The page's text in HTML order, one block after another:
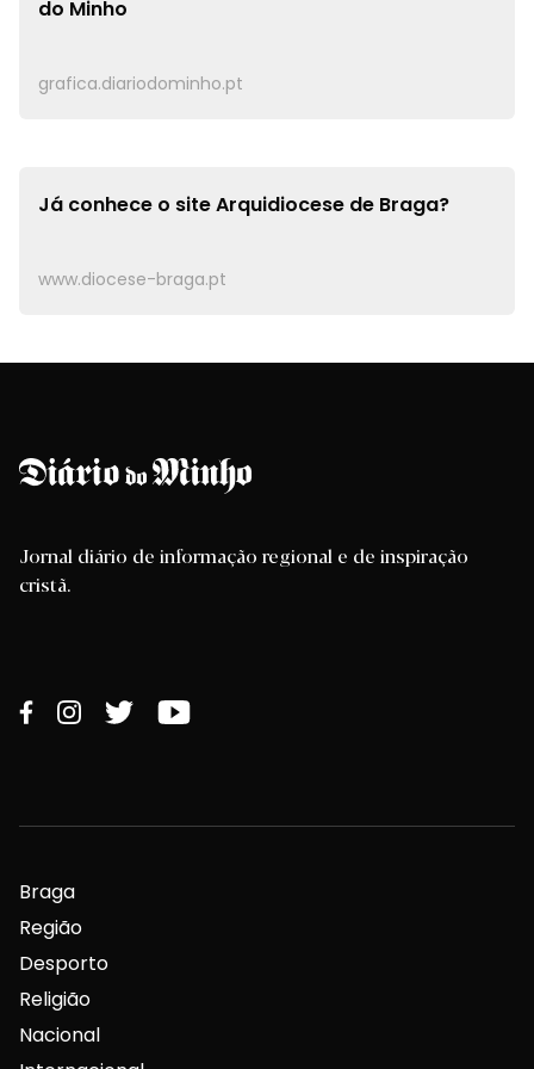
do Minho
grafica.diariodominho.pt
Já conhece o siteArquidiocese de Braga?
www.diocese-braga.pt
Jornal diário de informação regional e de inspiração
cristã.
Braga
Região
Desporto
Religião
Nacional